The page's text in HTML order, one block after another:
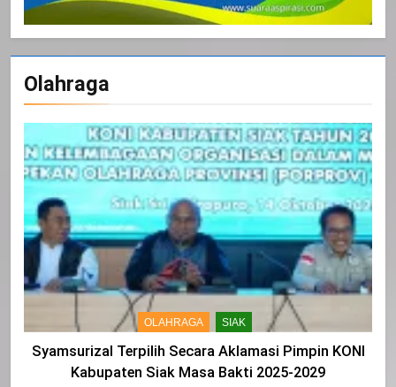
Olahraga
OLAHRAGA SIAK
Syamsurizal Terpilih Secara Aklamasi Pimpin KONI
Kabupaten Siak Masa Bakti 2025-2029